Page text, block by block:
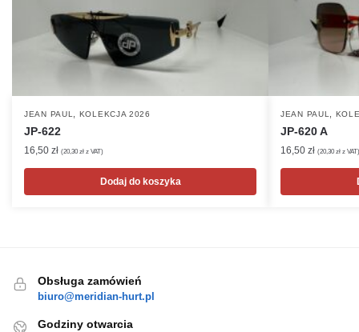
JEAN PAUL, KOLEKCJA 2026
JP-622
16,50 zł (20,30 zł z VAT)
Dodaj do koszyka
JEAN PAUL,
JP-620 A
16,50 zł (20,30 zł z VAT)
Obsługa zamówień
biuro@meridian-hurt.pl
Godziny otwarcia